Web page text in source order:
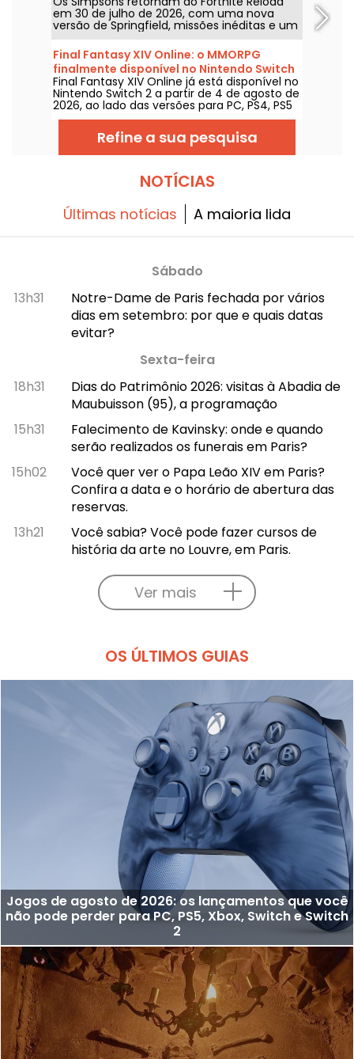
em 30 de julho de 2026, com uma nova
versão de Springfield, missões inéditas e um
crossover com John Wick. A atualização traz
vários locais emblemáticos, um estilo
especial para o famoso assassino e novos
elementos de jogabilidade.
Final Fantasy XIV Online: o MMORPG
finalmente disponível no Nintendo Switch
2
Final Fantasy XIV Online já está disponível no
Nintendo Switch 2 a partir de 4 de agosto de
2026, ao lado das versões para PC, PS4, PS5
e Xbox Series. A Square Enix adapta, assim, o
seu RPG online a uma nova consola,
garantindo o acesso aos mesmos servidores
e ao mesmo conteúdo das outras
Refine a sua pesquisa
NOTÍCIAS
Últimas notícias A maioria lida
Sábado
13h31
Notre-Dame de Paris fechada por vários
dias em setembro: por que e quais datas
evitar?
Sexta-feira
18h31
Dias do Patrimônio 2026: visitas à Abadia de
Maubuisson (95), a programação
15h31
Falecimento de Kavinsky: onde e quando
serão realizados os funerais em Paris?
15h02
Você quer ver o Papa Leão XIV em Paris?
Confira a data e o horário de abertura das
reservas.
13h21
Você sabia? Você pode fazer cursos de
história da arte no Louvre, em Paris.
Ver mais
OS ÚLTIMOS GUIAS
Jogos de agosto de 2026: os lançamentos que você
não pode perder para PC, PS5, Xbox, Switch e Switch
2